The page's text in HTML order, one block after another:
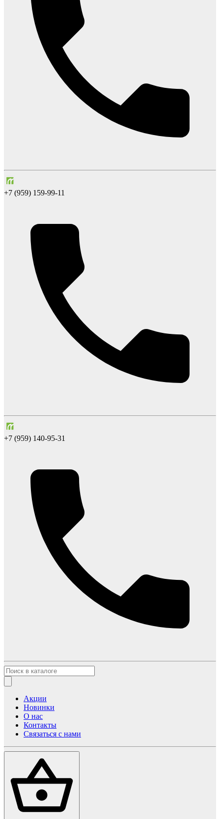
+7 (959) 159-99-11
+7 (959) 140-95-31
Акции
Новинки
О нас
Контакты
Связаться с нами